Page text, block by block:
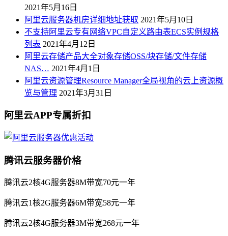
2021年5月16日
阿里云服务器机房详细地址获取 2021年5月10日
不支持阿里云专有网络VPC自定义路由表ECS实例规格
列表 2021年4月12日
阿里云存储产品大全对象存储OSS/块存储/文件存储
NAS… 2021年4月1日
阿里云资源管理Resource Manager全局视角的云上资源概
览与管理 2021年3月31日
阿里云APP专属折扣
腾讯云服务器价格
腾讯云2核4G服务器8M带宽70元一年
腾讯云1核2G服务器6M带宽58元一年
腾讯云2核4G服务器3M带宽268元一年